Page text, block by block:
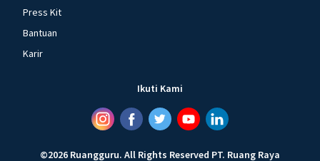
Press Kit
Bantuan
Karir
Ikuti Kami
©2026 Ruangguru. All Rights Reserved PT. Ruang Raya